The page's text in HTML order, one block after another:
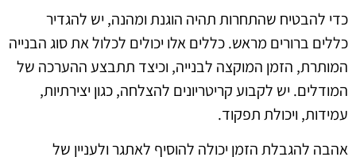
כדי להבטיח שהתחרות תהיה הוגנת ומהנה, יש להגדיר
כללים ברורים מראש. כללים אלו יכולים לכלול את סוג הבנייה
המותרת, הזמן המוקצה לבנייה, וכיצד תתבצע ההערכה של
המודלים. יש לקבוע קריטריונים להצלחה, כגון יצירתיות,
עמידות, ויכולת תפקוד.
אהבה להגבלת הזמן יכולה להוסיף לאתגר ולעניין של